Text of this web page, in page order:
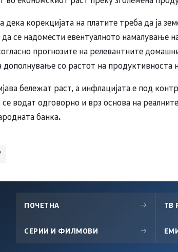
дека корекцијата на платите треба да ја
се надомести евентуалното намалување
прогнозите на релевантните
со растот на продуктивноста
бележат раст, а инфлацијата е под
водат одговорно и врз основа на
банка.
ПОЧЕТНА → ТВ
СЕРИИ И ФИЛМОВИ →